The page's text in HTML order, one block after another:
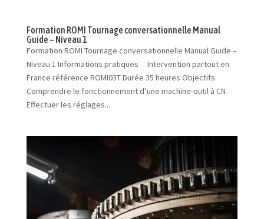
Formation ROMI Tournage conversationnelle Manual
Guide – Niveau 1
Formation ROMI Tournage conversationnelle Manual Guide –
Niveau 1 Informations pratiques Intervention partout en
France référence ROMI03T Durée 35 heures Objectifs
Comprendre le fonctionnement d’une machine-outil à CN
Effectuer les réglages...